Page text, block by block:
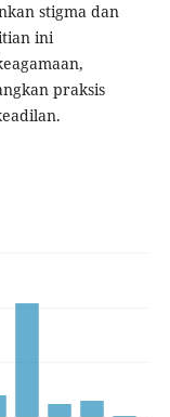
stigma dan
ini
praksis